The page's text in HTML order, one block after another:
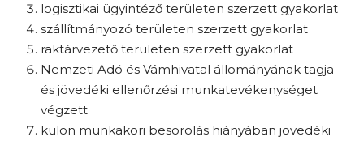
logisztikai ügyintéző területen szerzett gyakorlat
szállítmányozó területen szerzett gyakorlat
raktárvezető területen szerzett gyakorlat
Nemzeti Adó és Vámhivatal állományának tagja
és jövedéki ellenőrzési munkatevékenységet
végzett
külön munkaköri besorolás hiányában jövedéki